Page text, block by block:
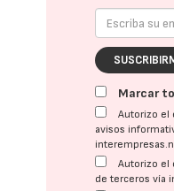
Marcar
Autorizo el
avisos
Autorizo el
de terceros vía